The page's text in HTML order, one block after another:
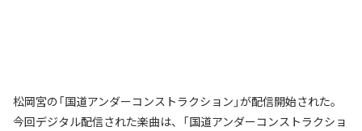
松岡宮の「国道アンダーコンストラクション」が配信開始された。
今回デジタル配信された楽曲は、「国道アンダーコンストラクショ